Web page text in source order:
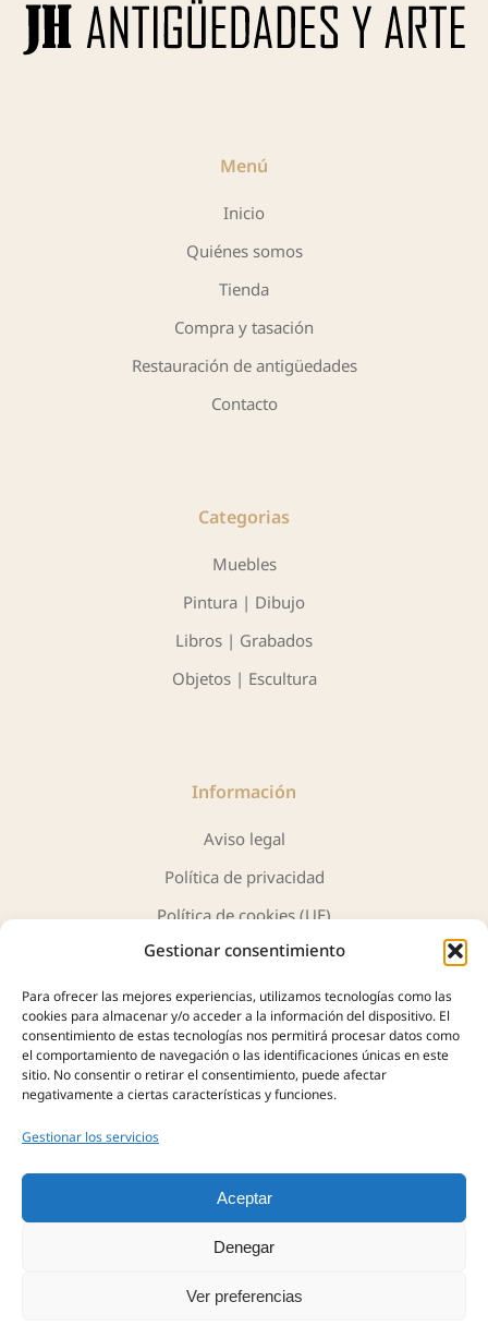
Gestionar consentimiento
Para ofrecer las mejores experiencias, utilizamos tecnologías como las
cookies para almacenar y/o acceder a la información del dispositivo. El
consentimiento de estas tecnologías nos permitirá procesar datos como
el comportamiento de navegación o las identificaciones únicas en este
sitio. No consentir o retirar el consentimiento, puede afectar
negativamente a ciertas características y funciones.
Gestionar los servicios
Aceptar
Denegar
Ver preferencias
Menú
Inicio
Quiénes somos
Tienda
Compra y tasación
Restauración de antigüedades
Contacto
Categorias
Muebles
Pintura | Dibujo
Libros | Grabados
Objetos | Escultura
Información
Aviso legal
Política de privacidad
Política de cookies (UE)
JH Antigüedades y Arteofrece una cuidada selección de
piezas únicas, obras de arte y objetos con historia. Más de
40 años de experiencia nos avalan en la compra, tasación y
venta de antigüedades, siempre con profesionalidad,